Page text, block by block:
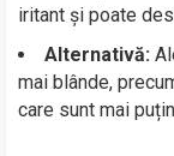
iritant și poate
Alternativă:
mai blânde,
care sunt mai